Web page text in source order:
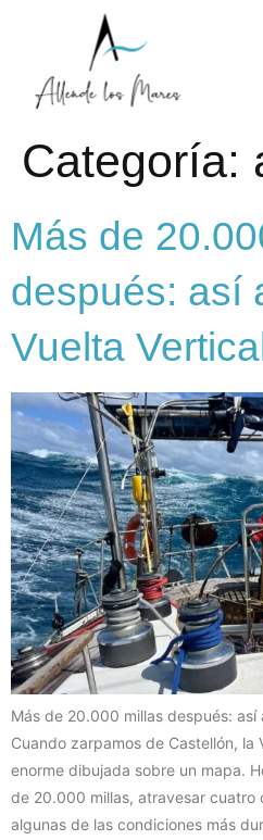
Categoría:
Más de
después: así
Vuelta Vertical
Más de 20.000 millas después: así
Cuando zarpamos de Castellón, la
enorme dibujada sobre un mapa.
de 20.000 millas, atravesar cuatro
algunas de las condiciones más